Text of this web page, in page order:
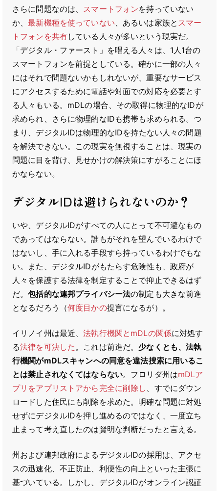
さらに問題なのは、 スマートフォンを持っていない
か、最新機種を使っていない、あるいは家族と スマー
トフォンを共有している人々が多いという現実だ。
「デジタル・ファースト」を唱える人々は、1人1台の
スマートフォンを前提としている。確かに一部の人々
にはそれで問題ないかもしれないが、重要なサービス
にアクセスするために電話や対面での対応を必要とす
る人々もいる。mDLの場合、その取得に物理的なIDが
求められ、さらに物理的なIDも携帯も求められる。つ
まり、デジタルIDは物理的なIDを持たない人々の問題
を解決できない。この現実を無視することは、現実の
問題に目を背け、見せかけの解決策にすがることにほ
かならない。
デジタルIDは避けられないのか？
いや、デジタルIDがすべての人にとって不可避なもの
であってはならない。誰もがそれを望んでいるわけで
はないし、手に入れる手段すら持っているわけでもな
い。また、デジタルIDがもたらす危険性も、政府が
人々を保護する法律を制定することで抑止できるはず
だ。包括的な連邦プライバシー法の制定も大きな前進
となるだろう（何度目かの提言になるが）。
イリノイ州は最近、法執行機関とmDLの関係に対処す
る法律を可決した。これは前進だ。 少なくとも、法執
行機関がmDLスキャンへの同意を違法捜索に用いるこ
とは禁止されなくてはならない。フロリダ州はmDLア
プリをアプリストアから完全に削除し 、すでにダウン
ロードした住民にも削除を求めた。明確な問題に対処
せずにデジタルIDを押し進めるのではなく、一度立ち
止まって考え直したのは賢明な判断だったと言える。
州および連邦政府によるデジタルIDの採用は、アクセ
スの迅速化、不正防止、利便性の向上といった主張に
基づいている。しかし、デジタルIDがオンライン認証